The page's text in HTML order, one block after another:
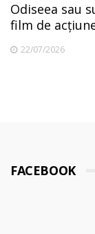
Odiseea sau
film de
22/07/2026
FACEBOOK